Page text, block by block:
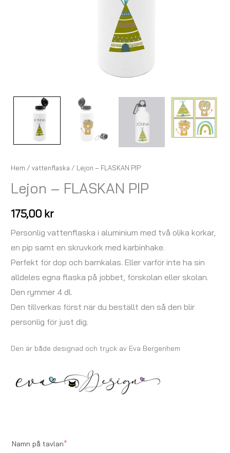
Hem /vattenflaska / Lejon – FLASKAN PIP
Lejon – FLASKAN PIP
175,00 kr
Personlig vattenflaska i aluminium med två olika korkar,
en pip samt en skruvkork med karbinhake.
Perfekt för dop och barnkalas. Eller varför inte ha sin
alldeles egna flaska på jobbet, förskolan eller skolan.
Den rymmer 4 dl.
Den tillverkas först när du beställt den så den blir
personlig för just dig.
Den är både designad och tryck av Eva Bergenhem
Namn på tavlan*